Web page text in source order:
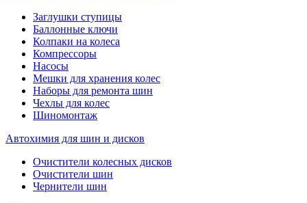
Заглушки ступицы
Баллонные ключи
Колпаки на колеса
Компрессоры
Насосы
Мешки для хранения колес
Наборы для ремонта шин
Чехлы для колес
Шиномонтаж
Автохимия для шин и дисков
Очистители колесных дисков
Очистители шин
Чернители шин